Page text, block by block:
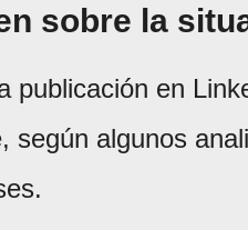
sobre la
publicación en
según algunos